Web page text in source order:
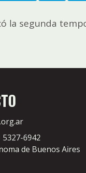
la segunda
5327-6942
de Buenos Aires